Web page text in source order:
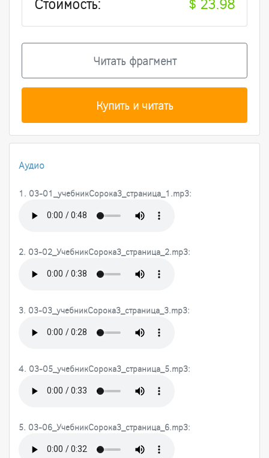
Читать фрагмент
Купить и читать
Аудио
1. 03-01_учебникСорока3_страница_1.mp3:
2. 03-02_УчебникСорока3_страница_2.mp3:
3. 03-03_учебникСорока3_страница_3.mp3:
4. 03-05_учебникСорока3_страница_5.mp3:
5. 03-06_УчебникСорока3_страница_6.mp3: